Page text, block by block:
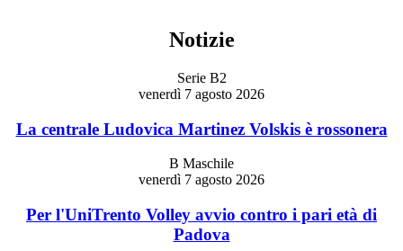
Notizie
Serie B2
venerdì 7 agosto 2026
La centrale Ludovica Martinez Volskis è rossonera
B Maschile
venerdì 7 agosto 2026
Per l'UniTrento Volley avvio contro i pari età di
Padova